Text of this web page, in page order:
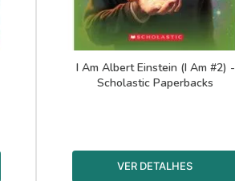
I Am Albert Einstein (I Am #2) -
Scholastic Paperbacks